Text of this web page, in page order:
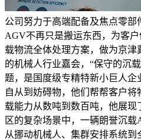
公司努力于高端配备及焦点零部
AGV不再只是搬运东西，为客
载物流全体处理方案，做为京
的机械人行业嘉会，“保守的沉
题，是国度级专精特新小巨人
自从到妨碍物，他们帮帮客户
载能力从数吨到数百吨，他展现
区的复杂场景中，一辆朗誉沉
从挪动机械人、集群安排系统